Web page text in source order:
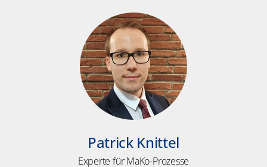
Patrick Knittel
Experte für MaKo-Prozesse